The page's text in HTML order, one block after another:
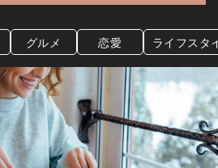
グルメ 恋愛 ライフスタ